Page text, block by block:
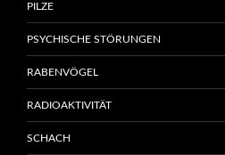
PILZE
PSYCHISCHE STÖRUNGEN
RABENVÖGEL
RADIOAKTIVITÄT
SCHACH